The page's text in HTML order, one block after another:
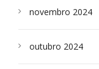
novembro 2024
outubro 2024